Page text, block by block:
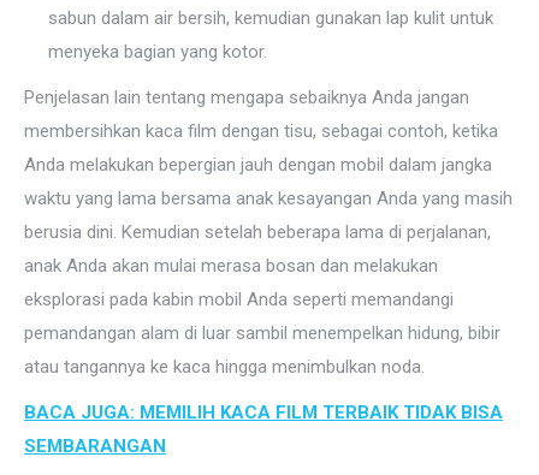
sabun dalam air bersih, kemudian gunakan lap kulit untuk
menyeka bagian yang kotor.
Penjelasan lain tentang mengapa sebaiknya Anda jangan
membersihkan kaca film dengan tisu, sebagai contoh, ketika
Anda melakukan bepergian jauh dengan mobil dalam jangka
waktu yang lama bersama anak kesayangan Anda yang masih
berusia dini. Kemudian setelah beberapa lama di perjalanan,
anak Anda akan mulai merasa bosan dan melakukan
eksplorasi pada kabin mobil Anda seperti memandangi
pemandangan alam di luar sambil menempelkan hidung, bibir
atau tangannya ke kaca hingga menimbulkan noda.
BACA JUGA: MEMILIH KACA FILM TERBAIK TIDAK BISA
SEMBARANGAN